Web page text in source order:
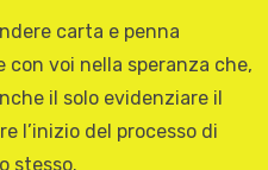
carta e penna
con voi nella speranza che,
il solo evidenziare il
l’inizio del processo di
stesso.